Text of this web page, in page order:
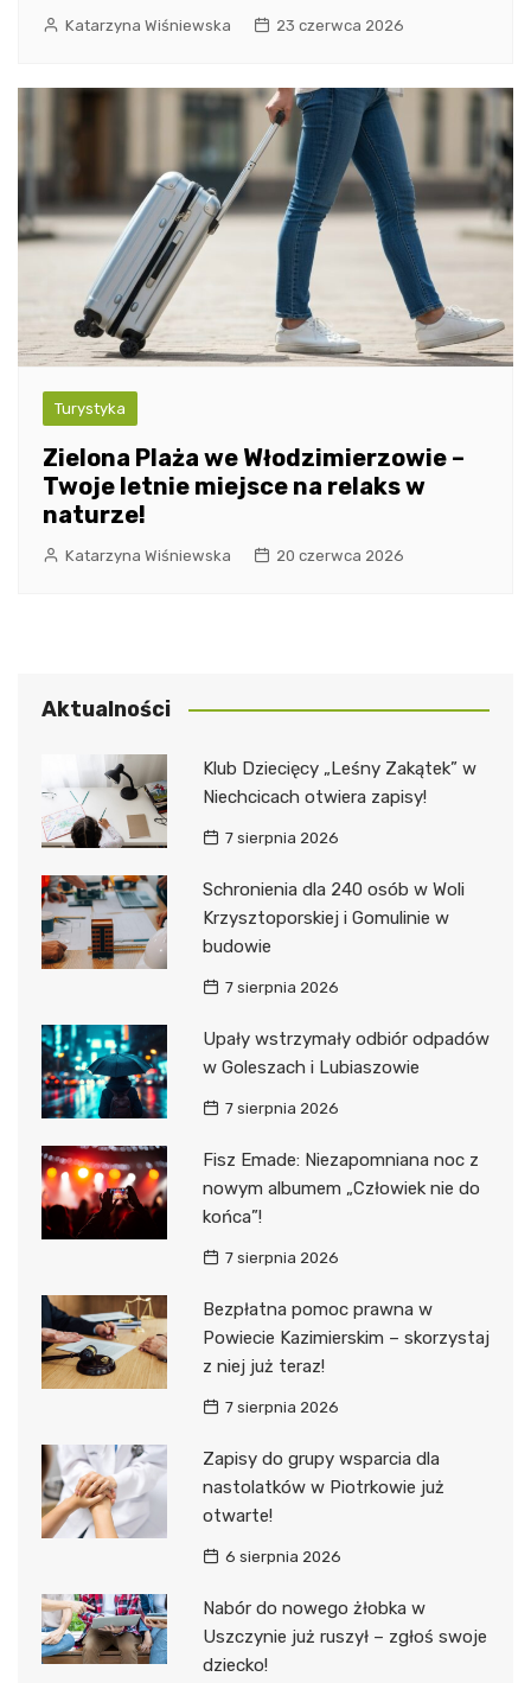
Katarzyna Wiśniewska 23 czerwca 2026
Turystyka
Zielona Plaża we Włodzimierzowie –
Twoje letnie miejsce na relaks w
naturze!
Katarzyna Wiśniewska 20 czerwca 2026
Aktualności
Klub Dziecięcy „Leśny Zakątek” w
Niechcicach otwiera zapisy!
7 sierpnia 2026
Schronienia dla 240 osób w Woli
Krzysztoporskiej i Gomulinie w
budowie
7 sierpnia 2026
Upały wstrzymały odbiór odpadów
w Goleszach i Lubiaszowie
7 sierpnia 2026
Fisz Emade: Niezapomniana noc z
nowym albumem „Człowiek nie do
końca”!
7 sierpnia 2026
Bezpłatna pomoc prawna w
Powiecie Kazimierskim – skorzystaj
z niej już teraz!
7 sierpnia 2026
Zapisy do grupy wsparcia dla
nastolatków w Piotrkowie już
otwarte!
6 sierpnia 2026
Nabór do nowego żłobka w
Uszczynie już ruszył – zgłoś swoje
dziecko!